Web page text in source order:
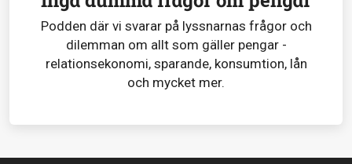
Podden där vi svarar på lyssnarnas frågor och
dilemman om allt som gäller pengar -
relationsekonomi, sparande, konsumtion, lån
och mycket mer.